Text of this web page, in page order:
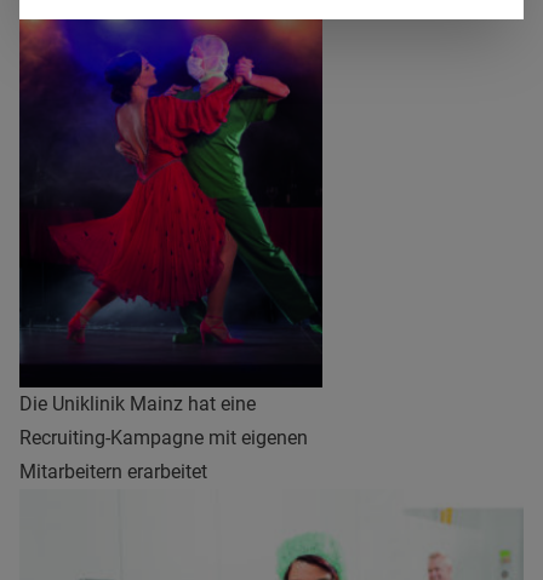
Die Uniklinik Mainz hat eine
Recruiting-Kampagne mit eigenen
Mitarbeitern erarbeitet